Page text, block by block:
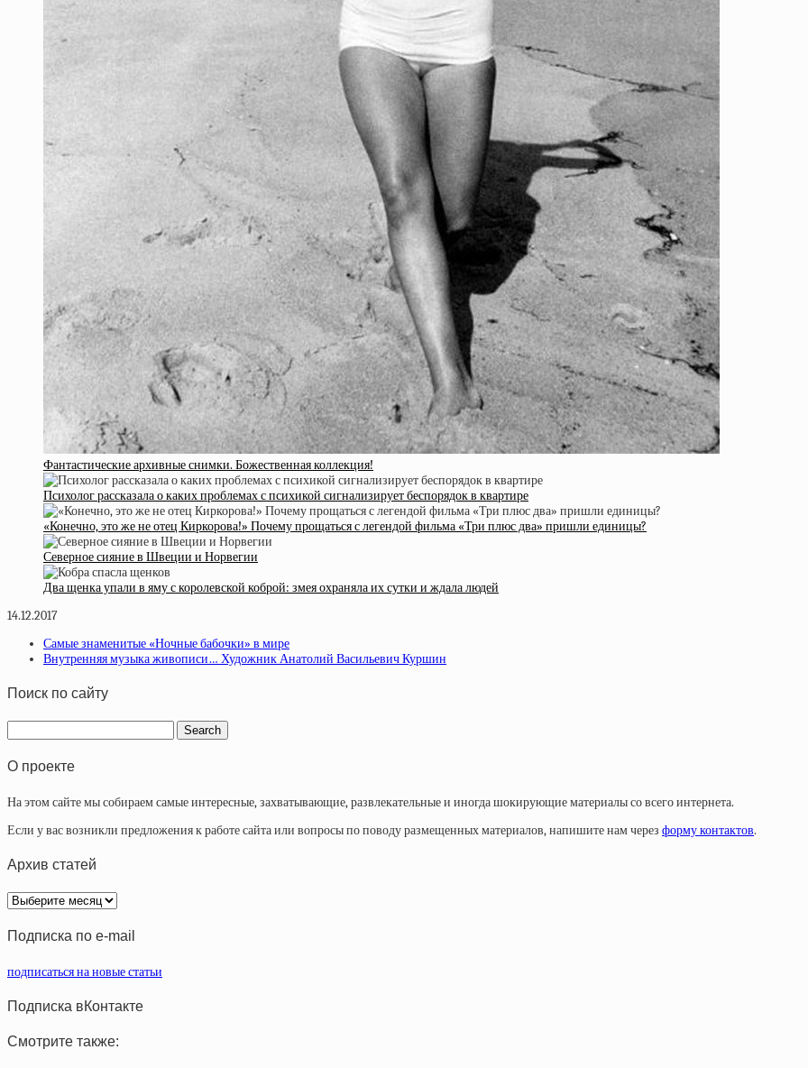
Фантастические архивные снимки. Божественная коллекция!
Психолог рассказала о каких проблемах с психикой сигнализирует беспорядок в квартире
«Конечно, это же не отец Киркорова!» Почему прощаться с легендой фильма «Три плюс два» пришли единицы?
Северное сияние в Швеции и Норвегии
Два щенка упали в яму с королевской коброй: змея охраняла их сутки и ждала людей
14.12.2017
Самые знаменитые «Ночные бабочки» в мире
Внутренняя музыка живописи… Художник Анатолий Васильевич Куршин
Поиск по сайту
О проекте
На этом сайте мы собираем самые интересные, захватывающие, развлекательные и иногда шокирующие материалы со всего интернета.
Если у вас возникли предложения к работе сайта или вопросы по поводу размещенных материалов, напишите нам через форму контактов.
Архив статей
Архив
статей
Подписка по e-mail
подписаться на новые статьи
Подписка вКонтакте
Смотрите также: